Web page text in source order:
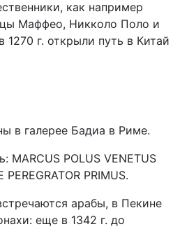
как например
Маффео, Никколо Поло и
г. открыли путь в Китай
в галерее Бадиа в Риме.
MARCUS POLUS VENETUS
PRIMUS.
арабы, в Пекине
еще в 1342 г. до